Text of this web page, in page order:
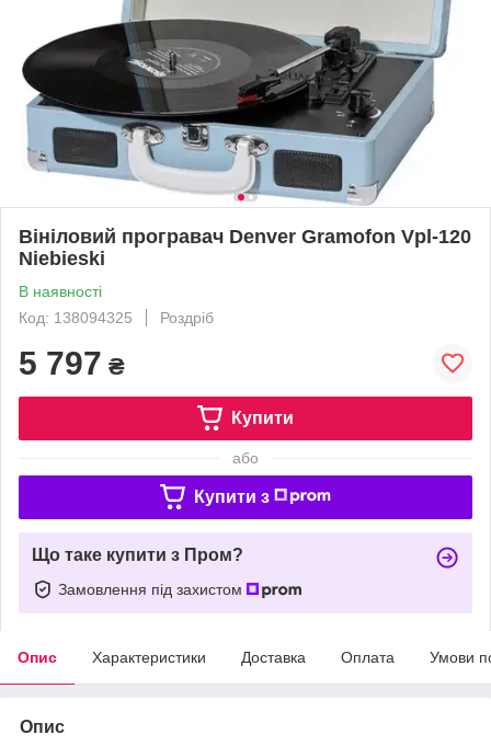
Вініловий програвач Denver Gramofon Vpl-120
Niebieski
В наявності
Код: 138094325
Роздріб
5 797 ₴
Купити
або
Купити з
Що таке купити з Пром?
Замовлення під захистом
Опис Характеристики Доставка Оплата Умови
Опис